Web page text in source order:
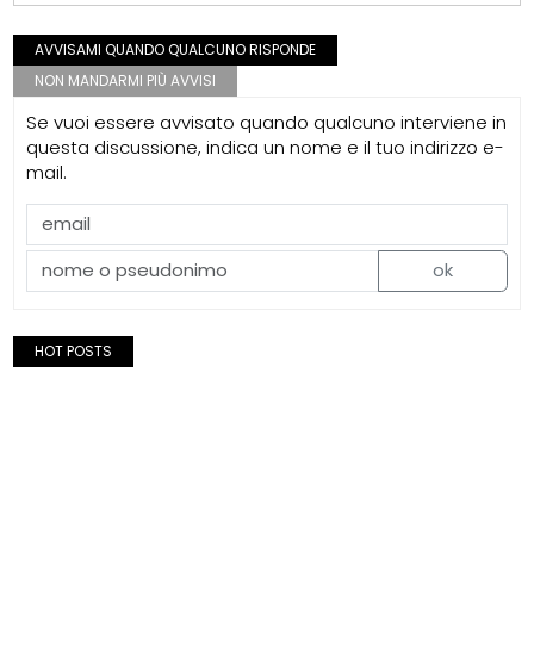
AVVISAMI QUANDO QUALCUNO RISPONDE
NON MANDARMI PIÙ AVVISI
Se vuoi essere avvisato quando qualcuno interviene in
questa discussione, indica un nome e il tuo indirizzo e-
mail.
ok
HOT POSTS